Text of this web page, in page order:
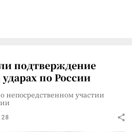
подтверждение
по России
непосредственном участии
28